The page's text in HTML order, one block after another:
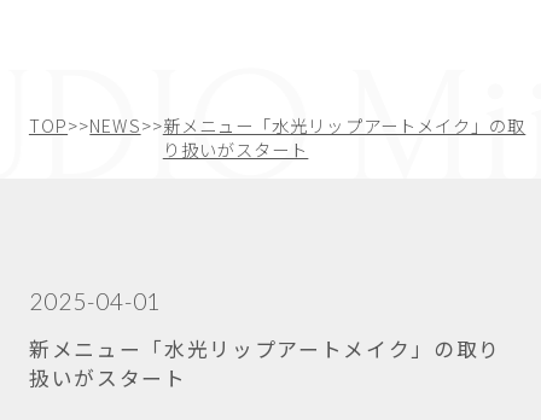
TOP>>NEWS>>新メニュー「水光リップアートメイク」の取
り扱いがスタート
2025-04-01
新メニュー「水光リップアートメイク」の取り
扱いがスタート